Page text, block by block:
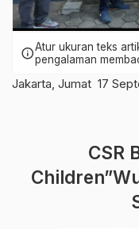
infoAtur ukuran teks
pengalaman
Jakarta, Jumat 17
CSR